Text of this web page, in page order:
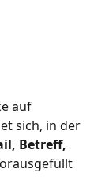
auf
sich, in der
Betreff,